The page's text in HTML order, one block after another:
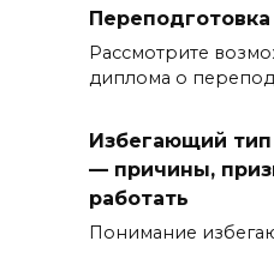
Рассмотрите
диплома о
Избегающий тип
— причины,
работать
Понимание